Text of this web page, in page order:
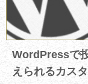
WordPressで
えられるカス